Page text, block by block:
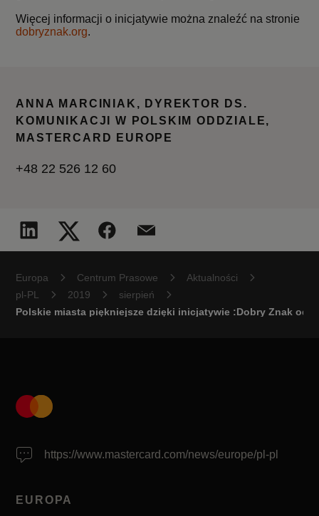
Więcej informacji o inicjatywie można znaleźć na stronie
dobryznak.org.
ANNA MARCINIAK, DYREKTOR DS.
KOMUNIKACJI W POLSKIM ODDZIALE,
MASTERCARD EUROPE
+48 22 526 12 60
Europa Centrum Prasowe
Aktualności
pl-PL
2019
sierpień
Polskie miasta piękniejsze dzięki inicjatywie :Dobry Znak od
https://www.mastercard.com/news/europe/pl-pl
EUROPA